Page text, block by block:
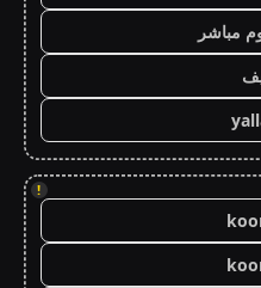
مباشر
!